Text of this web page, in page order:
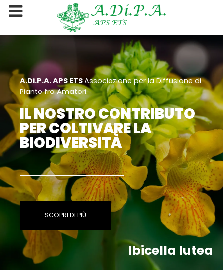
A.Di.P.A. APS ETSAssociazione per la Diffusione di
Piante fra Amatori.
IL NOSTRO CONTRIBUTO
PER COLTIVARE LA
BIODIVERSITÀ
SCOPRI DI PIÙ
Ibicella lutea